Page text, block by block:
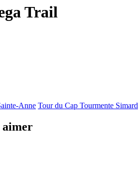
Trail
Anne Tour du Cap Tourmente Simard
aimer